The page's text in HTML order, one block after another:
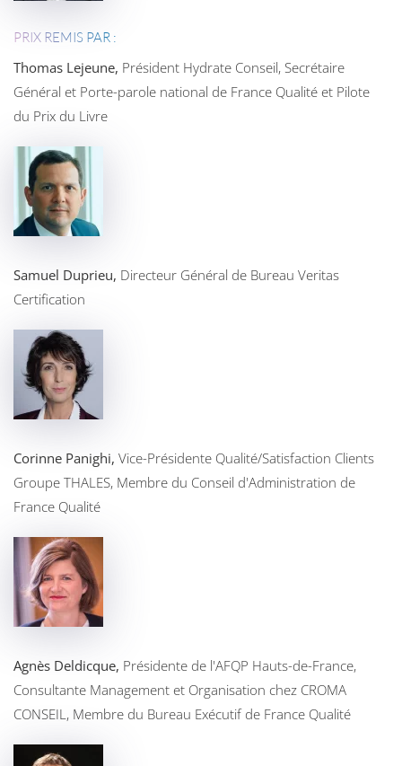
PRIX REMIS PAR :
Thomas Lejeune, Président Hydrate Conseil, Secrétaire
Général et Porte-parole national de France Qualité et Pilote
du Prix du Livre
Samuel Duprieu, Directeur Général de Bureau Veritas
Certification
Corinne Panighi, Vice-Présidente Qualité/Satisfaction Clients
Groupe THALES, Membre du Conseil d'Administration de
France Qualité
Agnès Deldicque, Présidente de l'AFQP Hauts-de-France,
Consultante Management et Organisation chez CROMA
CONSEIL, Membre du Bureau Exécutif de France Qualité